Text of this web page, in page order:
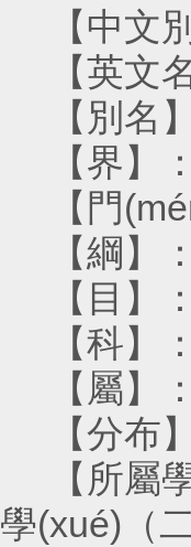
【中文別
【英文
【別名】
【界】：
【門
【綱】
【目】：
【科】：
【屬】：蟲
【分布】：
【所屬學
學(xué)（